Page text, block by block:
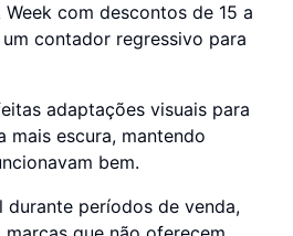
com descontos de 15 a
contador regressivo para
adaptações visuais para
mais escura, mantendo
bem.
durante períodos de venda,